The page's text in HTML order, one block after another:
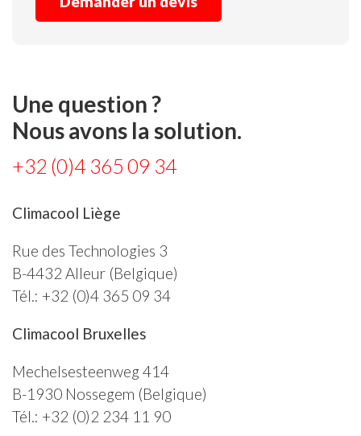
Une question ?
Nous avons la solution.
+32 (0)4 365 09 34
Climacool Liège
Rue des Technologies 3
B-4432 Alleur (Belgique)
Tél.: +32 (0)4 365 09 34
Climacool Bruxelles
Mechelsesteenweg 414
B-1930 Nossegem (Belgique)
Tél.: +32 (0)2 234 11 90